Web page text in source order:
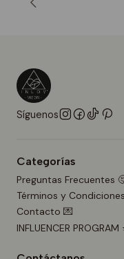
Síguenos
Categorías
Preguntas Frecuentes
Términos y
Contacto 💌
INFLUENCER PROGRAM